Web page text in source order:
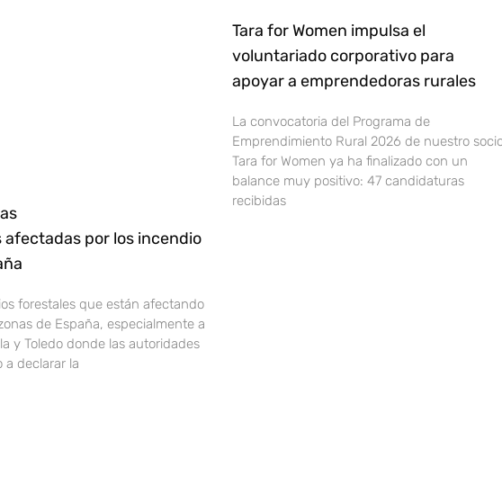
afectadas por los incendio
forestales que están afectando
de España, especialmente a
y Toledo donde las autoridades
a declarar la
Tara for Women impulsa el
voluntariado corporativo para
apoyar a emprendedoras rurales
La convocatoria del Programa de
Emprendimiento Rural 2026 de nuestro
Tara for Women ya ha finalizado con un
balance muy positivo: 47 candidaturas
recibidas